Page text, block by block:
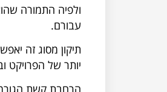
ולפיה התמורה
עבורם.
תיקון מסוג זה
יותר של הפרויקט